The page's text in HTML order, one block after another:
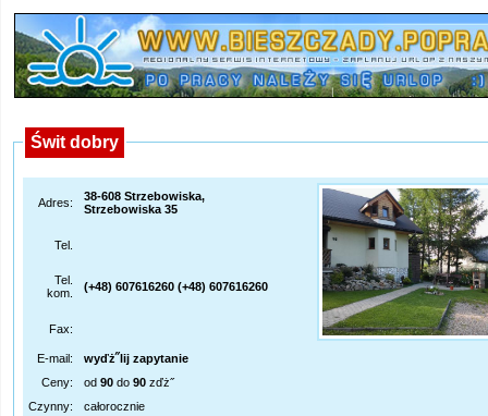
Świt dobry
Adres:
38-608 Strzebowiska,
Strzebowiska 35
Tel.
Tel.
kom.
(+48) 607616260 (+48) 607616260
Fax:
E-mail:
wyďż˝lij zapytanie
Ceny:
od 90 do 90 zďż˝
Czynny:
całorocznie